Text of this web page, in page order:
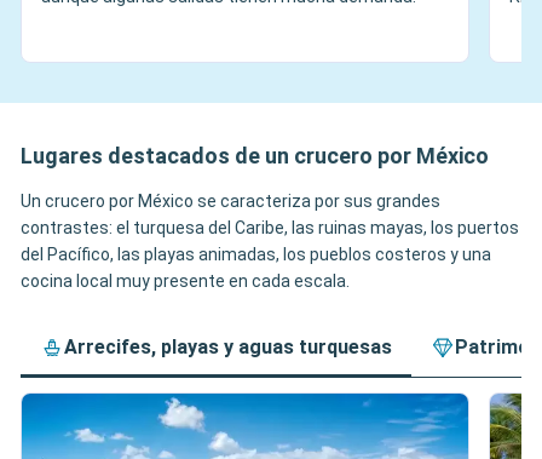
Lugares destacados de un crucero por México
Un crucero por México se caracteriza por sus grandes
contrastes: el turquesa del Caribe, las ruinas mayas, los puertos
del Pacífico, las playas animadas, los pueblos costeros y una
cocina local muy presente en cada escala.
Arrecifes, playas y aguas turquesas